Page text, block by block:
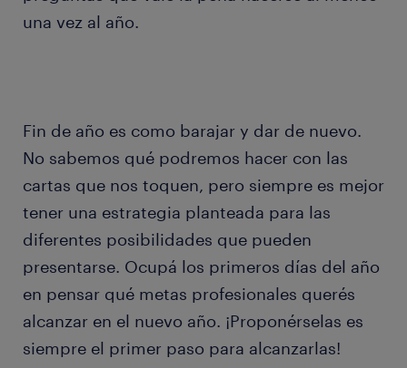
una vez al año.
Fin de año es como barajar y dar de nuevo.
No sabemos qué podremos hacer con las
cartas que nos toquen, pero siempre es mejor
tener una estrategia planteada para las
diferentes posibilidades que pueden
presentarse. Ocupá los primeros días del año
en pensar qué metas profesionales querés
alcanzar en el nuevo año. ¡Proponérselas es
siempre el primer paso para alcanzarlas!